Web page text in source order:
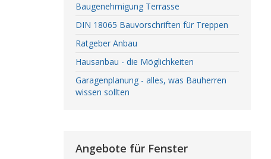
Baugenehmigung Terrasse
DIN 18065 Bauvorschriften für Treppen
Ratgeber Anbau
Hausanbau - die Möglichkeiten
Garagenplanung - alles, was Bauherren
wissen sollten
Angebote für Fenster